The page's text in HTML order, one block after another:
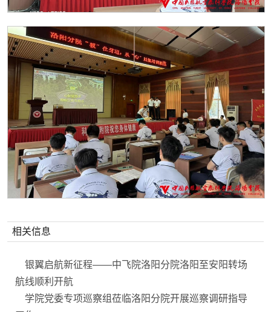
相关信息
银翼启航新征程——中飞院洛阳分院洛阳至安阳转场
航线顺利开航
学院党委专项巡察组莅临洛阳分院开展巡察调研指导